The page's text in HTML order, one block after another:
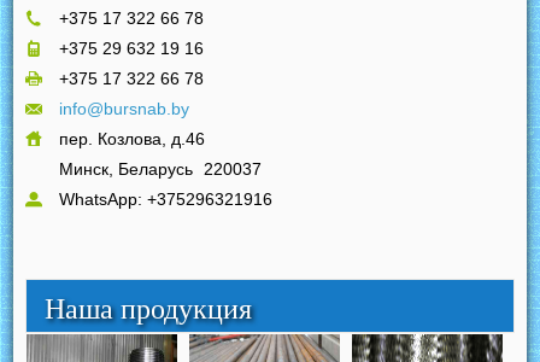
+375 17 322 66 78
+375 29 632 19 16
+375 17 322 66 78
info@bursnab.by
пер. Козлова, д.46
Минск, Беларусь 220037
WhatsApp: +375296321916
Наша продукция